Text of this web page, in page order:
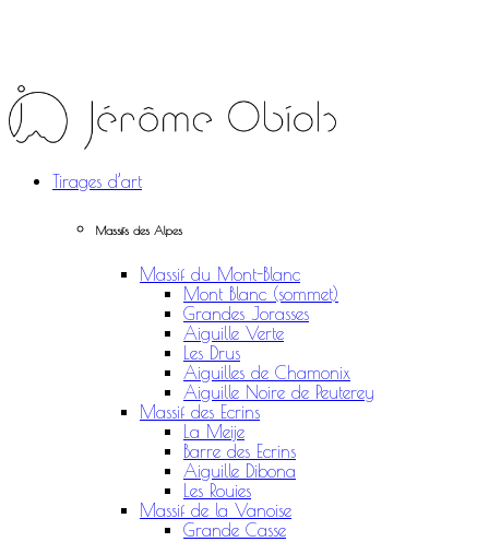
Tirages d’art
Massifs des Alpes
Massif du Mont-Blanc
Mont Blanc (sommet)
Grandes Jorasses
Aiguille Verte
Les Drus
Aiguilles de Chamonix
Aiguille Noire de Peuterey
Massif des Ecrins
La Meije
Barre des Ecrins
Aiguille Dibona
Les Rouies
Massif de la Vanoise
Grande Casse